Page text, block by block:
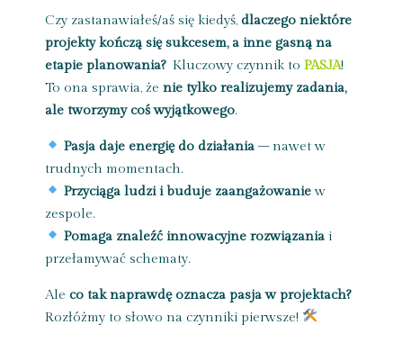
Czy zastanawiałeś/aś się kiedyś, dlaczego niektóre
projekty kończą się sukcesem, a inne gasną na
etapie planowania?Kluczowy czynnik to PASJA!
To ona sprawia, że nie tylko realizujemy zadania,
ale tworzymy coś wyjątkowego.
Pasja daje energię do działania – nawet w
trudnych momentach.
Przyciąga ludzi i buduje zaangażowaniew
zespole.
Pomaga znaleźć innowacyjne rozwiązania i
przełamywać schematy.
Ale co tak naprawdę oznacza pasja w projektach?
Rozłóżmy to słowo na czynniki pierwsze!